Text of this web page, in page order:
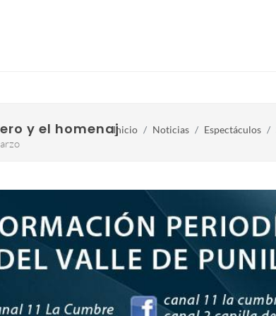
y el homenaje a Nino Luna
Inicio Noticias Espectáculos